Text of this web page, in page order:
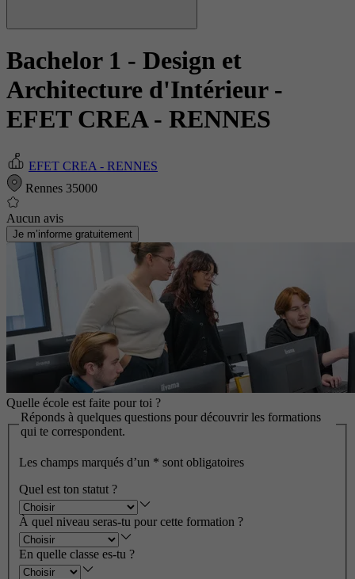
Bachelor 1 - Design et
Architecture d'Intérieur -
EFET CREA - RENNES
EFET CREA - RENNES
Rennes 35000
Aucun avis
Je m’informe gratuitement
Quelle école est faite pour toi ?
Réponds à quelques questions pour découvrir les formations
qui te correspondent.
Les champs marqués d’un * sont obligatoires
Quel est ton statut ?
À quel niveau seras-tu pour cette formation ?
En quelle classe es-tu ?